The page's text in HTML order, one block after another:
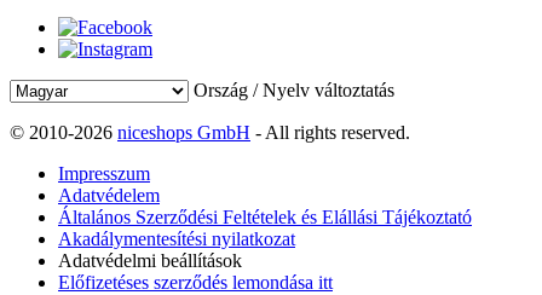
Ország / Nyelv változtatás
© 2010-2026 niceshops GmbH - All rights reserved.
Impresszum
Adatvédelem
Általános Szerződési Feltételek és Elállási Tájékoztató
Akadálymentesítési nyilatkozat
Adatvédelmi beállítások
Előfizetéses szerződés lemondása itt